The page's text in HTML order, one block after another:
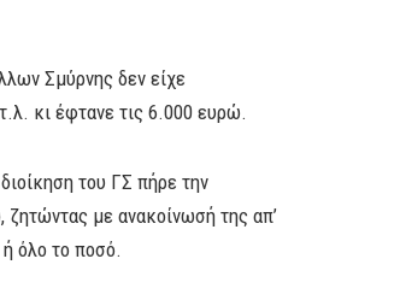
Σμύρνης δεν είχε
κι έφτανε τις 6.000 ευρώ.
του ΓΣ πήρε την
με ανακοίνωσή της απ’
όλο το ποσό.